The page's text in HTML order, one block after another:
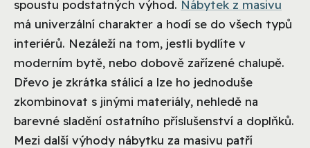
spoustu podstatných výhod. Nábytek z masivu
má univerzální charakter a hodí se do všech typů
interiérů. Nezáleží na tom, jestli bydlíte v
moderním bytě, nebo dobově zařízené chalupě.
Dřevo je zkrátka stálicí a lze ho jednoduše
zkombinovat s jinými materiály, nehledě na
barevné sladění ostatního příslušenství a doplňků.
Mezi další výhody nábytku za masivu patří